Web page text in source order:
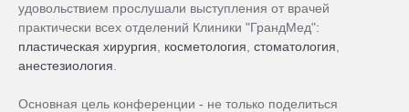
удовольствием прослушали выступления от врачей
практически всех отделений Клиники "ГрандМед":
пластическая хирургия
косметология стоматология
анестезиология
Основная цель конференции - не только поделиться